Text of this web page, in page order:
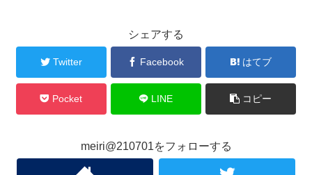
シェアする
Twitter Facebook はてブ
Pocket LINE コピー
meiri@210701をフォローする